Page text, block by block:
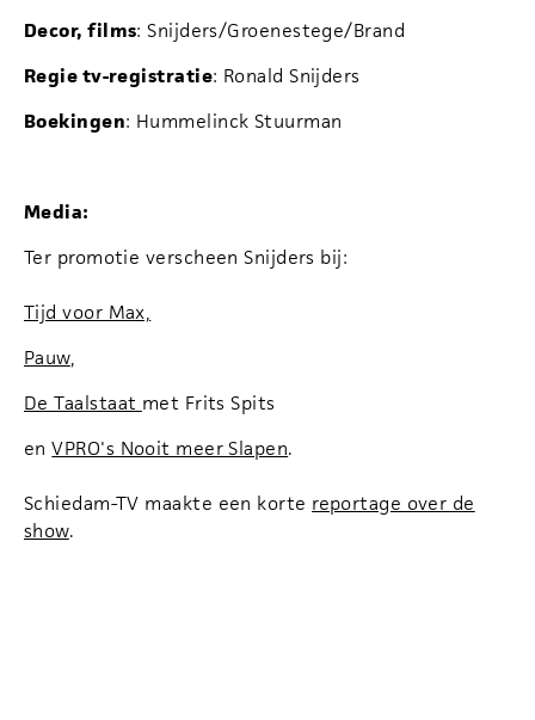
Decor, films: Snijders/Groenestege/Brand
Regie tv-registratie: Ronald Snijders
Boekingen: Hummelinck Stuurman
Media:
Ter promotie verscheen Snijders bij:
Tijd voor Max,
Pauw,
De Taalstaat met Frits Spits
enVPRO's Nooit meer Slapen.
Schiedam-TV maakte een korte reportage over de
show.